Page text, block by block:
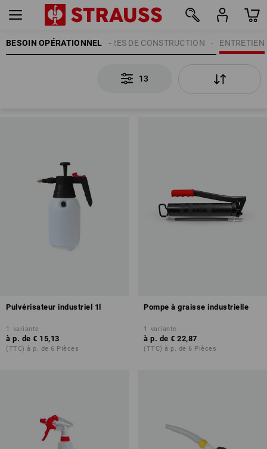
BESOIN OPÉRATIONNEL ENTRETIEN
ACCESSOIRES DE CONSTRUCTION
13
Pulvérisateur industriel 1l
1 variante
à p. de € 15,13
(TTC) à p. de 6 Pièces
Pompe à graisse industrielle
1 variante
à p. de € 22,87
(TTC) à p. de 6 Pièces